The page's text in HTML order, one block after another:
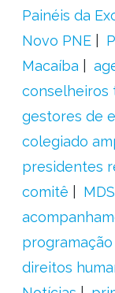
Painéis da
Novo PNE
Macaíba
conselheiros
gestores de
colegiado
presidentes
comitê
MDS
programação
direitos